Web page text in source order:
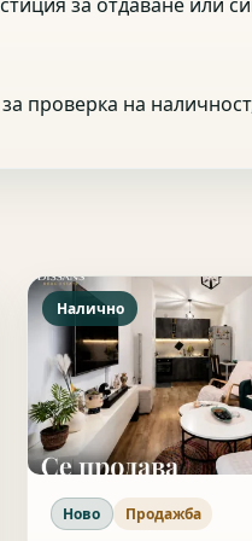
за проверка на
Налично
Ново Продажба